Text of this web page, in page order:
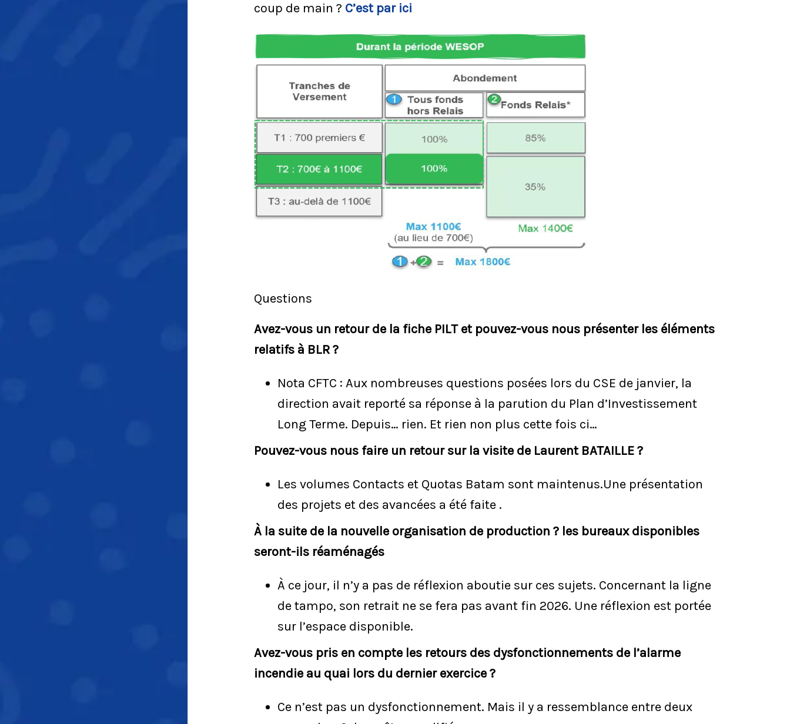
coup de main ? C’est par ici
Questions
Avez-vous un retour de la fiche PILT et pouvez-vous nous présenter les éléments
relatifs à BLR ?
Nota CFTC : Aux nombreuses questions posées lors du CSE de janvier, la
direction avait reporté sa réponse à la parution du Plan d’Investissement
Long Terme. Depuis… rien. Et rien non plus cette fois ci…
Pouvez-vous nous faire un retour sur la visite de Laurent BATAILLE ?
Les volumes Contacts et Quotas Batam sont maintenus.Une présentation
des projets et des avancées a été faite .
À la suite de la nouvelle organisation de production ? les bureaux disponibles
seront-ils réaménagés
À ce jour, il n’y a pas de réflexion aboutie sur ces sujets. Concernant la ligne
de tampo, son retrait ne se fera pas avant fin 2026. Une réflexion est portée
sur l’espace disponible.
Avez-vous pris en compte les retours des dysfonctionnements de l’alarme
incendie au quai lors du dernier exercice ?
Ce n’est pas un dysfonctionnement. Mais il y a ressemblance entre deux